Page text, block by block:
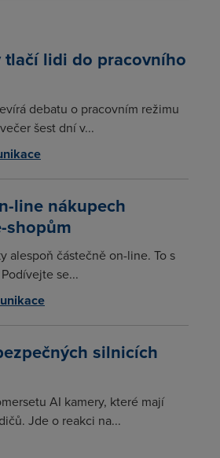
lidi do pracovního
debatu o pracovním režimu
šest dní v...
line nákupech
shopům
alespoň částečně on-line. To s
se...
silnicích
AI kamery, které mají
Jde o reakci na...